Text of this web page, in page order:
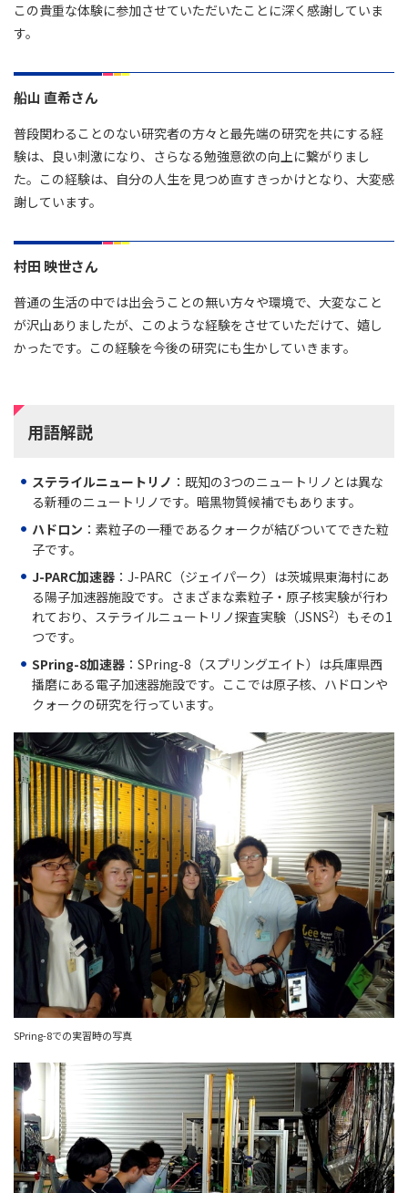
この貴重な体験に参加させていただいたことに深く感謝していま
す。
船山 直希さん
普段関わることのない研究者の方々と最先端の研究を共にする経
験は、良い刺激になり、さらなる勉強意欲の向上に繋がりまし
た。この経験は、自分の人生を見つめ直すきっかけとなり、大変感
謝しています。
村田 映世さん
普通の生活の中では出会うことの無い方々や環境で、大変なこと
が沢山ありましたが、このような経験をさせていただけて、嬉し
かったです。この経験を今後の研究にも生かしていきます。
用語解説
ステライルニュートリノ ：既知の3つのニュートリノとは異な
る新種のニュートリノです。暗黒物質候補でもあります。
ハドロン ：素粒子の一種であるクォークが結びついてできた粒
子です。
J-PARC加速器 ：J-PARC（ジェイパーク）は茨城県東海村にあ
る陽子加速器施設です。さまざまな素粒子・原子核実験が行わ
れており、ステライルニュートリノ探査実験（JSNS2）もその1
つです。
SPring-8加速器 ：SPring-8（スプリングエイト）は兵庫県西
播磨にある電子加速器施設です。ここでは原子核、ハドロンや
クォークの研究を行っています。
SPring-8での実習時の写真